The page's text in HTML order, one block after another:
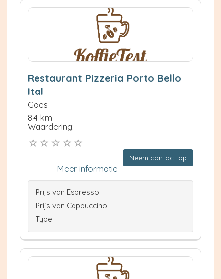
Restaurant Pizzeria Porto Bello
Ital
Goes
8.4 km
Waardering:
Neem contact op
Meer informatie
Prijs van Espresso
Prijs van Cappuccino
Type